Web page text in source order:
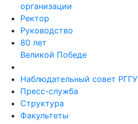
организации
Ректор
Руководство
80 лет
Великой Победе
Наблюдательный совет РГГУ
Пресс-служба
Структура
Факультеты